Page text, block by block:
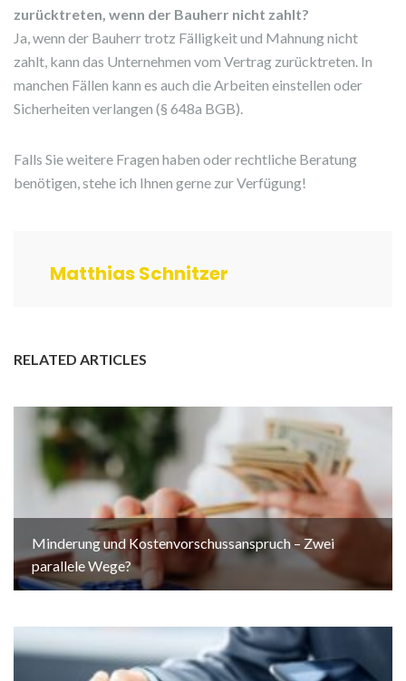
zurücktreten, wenn der Bauherr nicht zahlt?
Ja, wenn der Bauherr trotz Fälligkeit und Mahnung nicht
zahlt, kann das Unternehmen vom Vertrag zurücktreten. In
manchen Fällen kann es auch die Arbeiten einstellen oder
Sicherheiten verlangen (§ 648a BGB).
Falls Sie weitere Fragen haben oder rechtliche Beratung
benötigen, stehe ich Ihnen gerne zur Verfügung!
Matthias Schnitzer
RELATED ARTICLES
Minderung und Kostenvorschussanspruch – Zwei
parallele Wege?